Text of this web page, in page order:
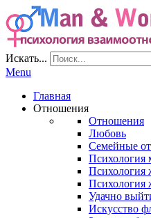
Искать...
Menu
Главная
Отношения
Отношения
Любовь
Семейные
Психология
Удачно
Искусство